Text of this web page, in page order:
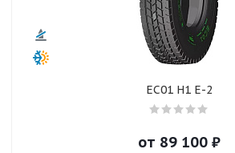
EC01 H1 E-2
от 89 100₽